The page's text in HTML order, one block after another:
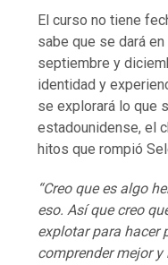
El curso no tiene
sabe que se dará
septiembre y
identidad y
se explorará lo que
estadounidense, el
hitos que rompió
“Creo que es algo
eso. Así que creo
explotar para hacer
comprender mejor y